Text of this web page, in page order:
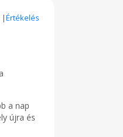
|Értékelés
a nap
újra és